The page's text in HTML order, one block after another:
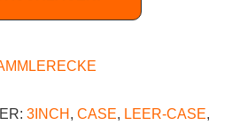
3INCH , CASE, LEER-CASE,